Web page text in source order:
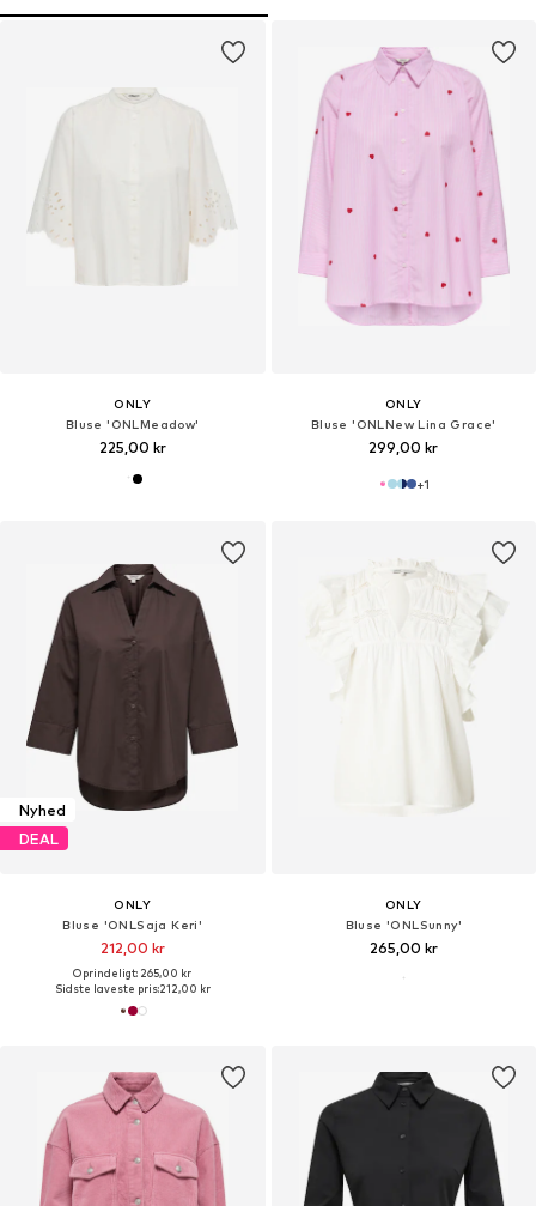
ONLY
Bluse 'ONLMeadow'
225,00 kr
ONLY
Bluse 'ONLNew Lina Grace'
299,00 kr
+1
Nyhed
DEAL
ONLY
Bluse 'ONLSaja Keri'
212,00 kr
Oprindeligt: 265,00 kr
Sidste laveste pris:212,00 kr
ONLY
Bluse 'ONLSunny'
265,00 kr